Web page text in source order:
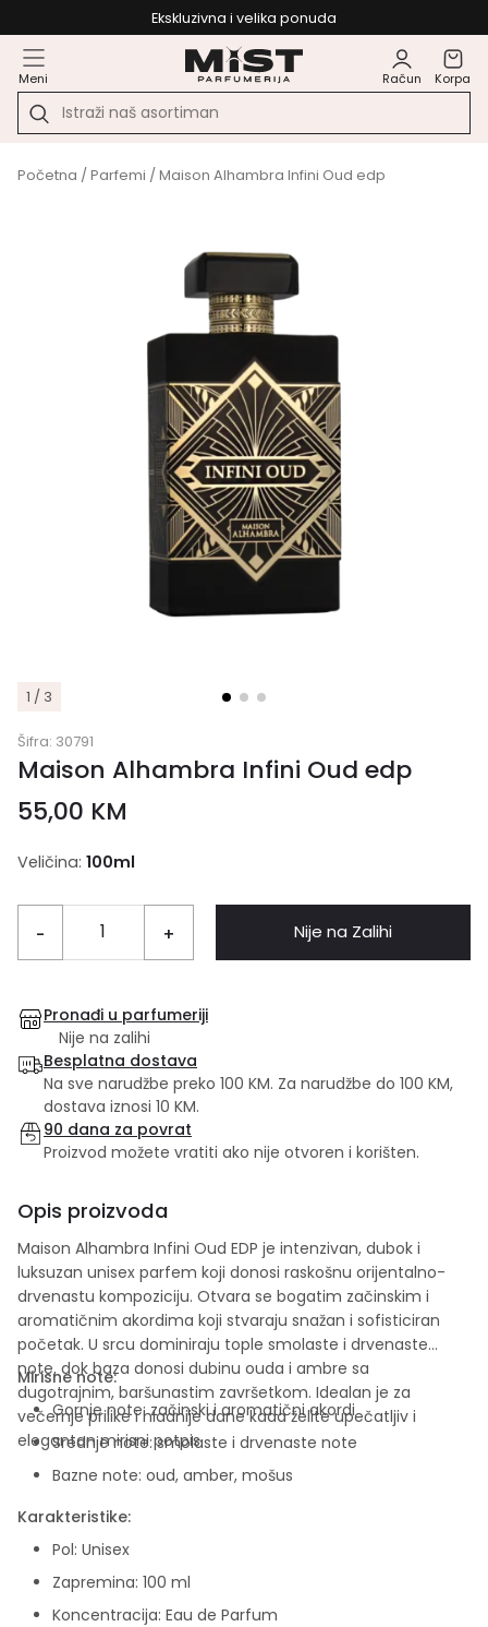
Ekskluzivna i velika ponuda
Meni Račun Korpa
Početna /Parfemi / Maison Alhambra Infini Oud edp
1 / 3
Šifra: 30791
Maison Alhambra Infini Oud edp
55,00 KM
Veličina: 100ml
- + Nije na Zalihi
Pronađi u parfumeriji
Nije na zalihi
Besplatna dostava
Na sve narudžbe preko 100 KM. Za narudžbe do 100 KM,
dostava iznosi 10 KM.
90 dana za povrat
Proizvod možete vratiti ako nije otvoren i korišten.
Opis proizvoda
Maison Alhambra Infini Oud EDP je intenzivan, dubok i
luksuzan unisex parfem koji donosi raskošnu orijentalno-
drvenastu kompoziciju. Otvara se bogatim začinskim i
aromatičnim akordima koji stvaraju snažan i sofisticiran
početak. U srcu dominiraju tople smolaste i drvenaste
note, dok baza donosi dubinu ouda i ambre sa
dugotrajnim, baršunastim završetkom. Idealan je za
večernje prilike i hladnije dane kada želite upečatljiv i
elegantan mirisni potpis.
Mirisne note:
Gornje note: začinski i aromatični akordi
Srednje note: smolaste i drvenaste note
Bazne note: oud, amber, mošus
Karakteristike:
Pol: Unisex
Zapremina: 100 ml
Koncentracija: Eau de Parfum